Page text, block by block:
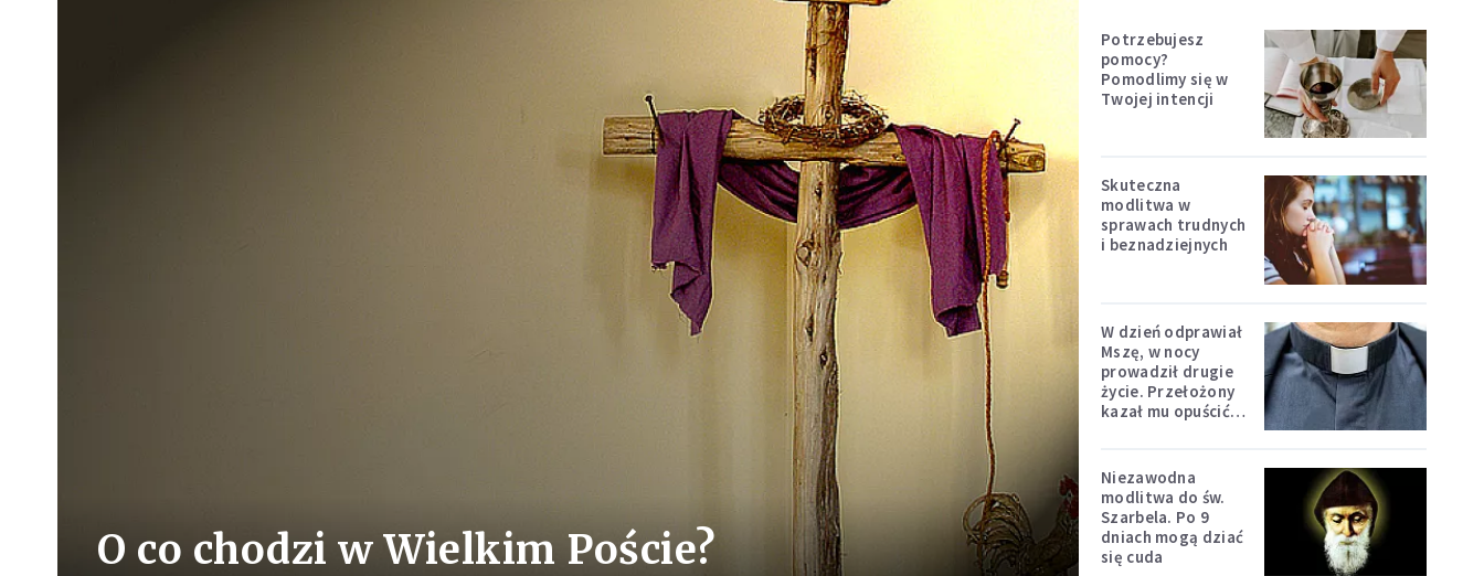
O co chodzi w Wielkim Poście?
Potrzebujesz
pomocy?
Pomodlimy się w
Twojej intencji
Skuteczna
modlitwa w
sprawach trudnych
i beznadziejnych
W dzień odprawiał
Mszę, w nocy
prowadził drugie
życie. Przełożony
kazał mu opuścić
Niezawodna
modlitwa do św.
Szarbela. Po 9
dniach mogą dziać
się cuda